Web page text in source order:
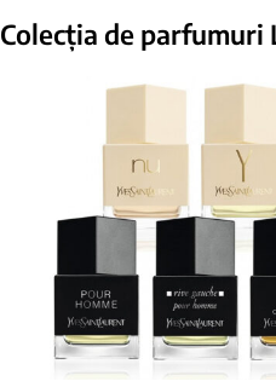
Colecția de parfumuri